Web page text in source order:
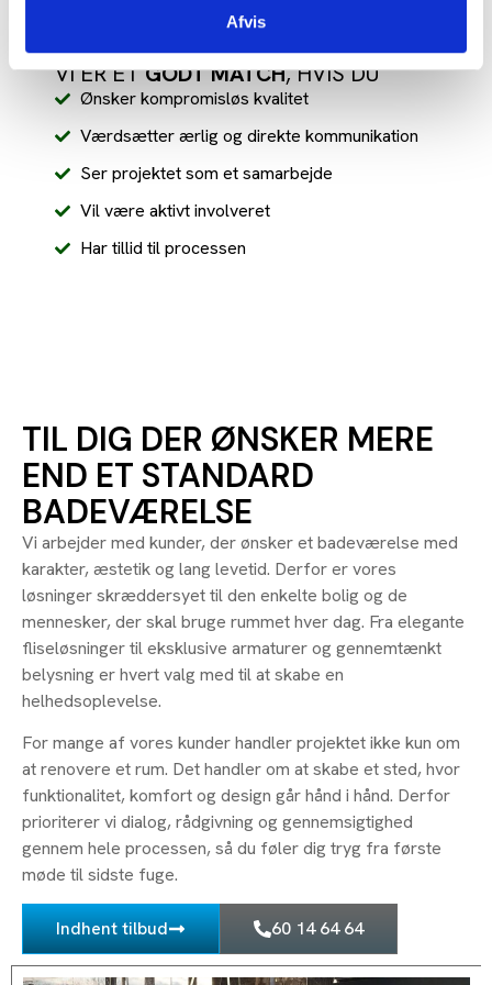
Afvis
VI ER ETGODT MATCH, HVIS DU
Ønsker kompromisløs kvalitet
Værdsætter ærlig og direkte kommunikation
Ser projektet som et samarbejde
Vil være aktivt involveret
Har tillid til processen
TIL DIG DER ØNSKER MERE
END ET STANDARD
BADEVÆRELSE
Vi arbejder med kunder, der ønsker et badeværelse med
karakter, æstetik og lang levetid. Derfor er vores
løsninger skræddersyet til den enkelte bolig og de
mennesker, der skal bruge rummet hver dag. Fra elegante
fliseløsninger til eksklusive armaturer og gennemtænkt
belysning er hvert valg med til at skabe en
helhedsoplevelse.
For mange af vores kunder handler projektet ikke kun om
at renovere et rum. Det handler om at skabe et sted, hvor
funktionalitet, komfort og design går hånd i hånd. Derfor
prioriterer vi dialog, rådgivning og gennemsigtighed
gennem hele processen, så du føler dig tryg fra første
møde til sidste fuge.
Indhent tilbud 60 14 64 64